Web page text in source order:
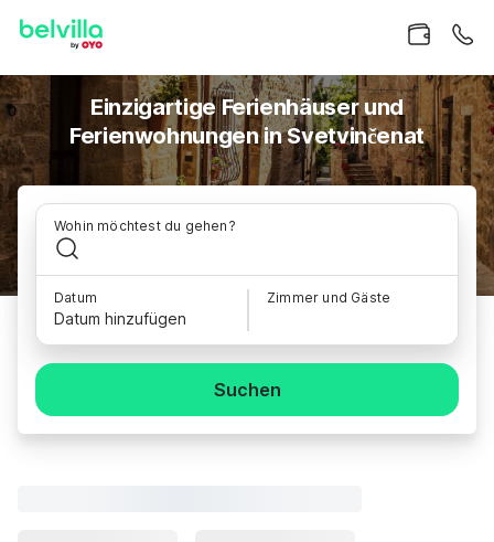
Einzigartige Ferienhäuser und
Ferienwohnungen in Svetvinčenat
Wohin möchtest du gehen?
Datum
Datum hinzufügen
Zimmer und Gäste
Suchen